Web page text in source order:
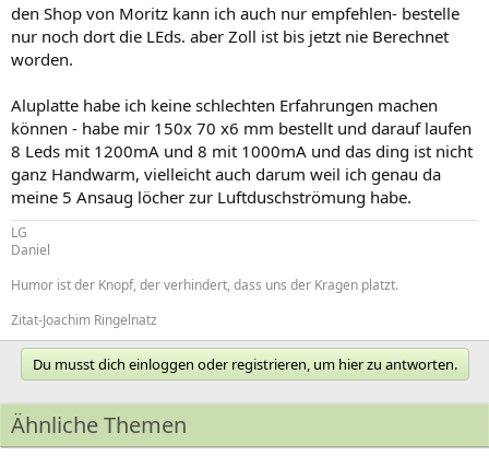
den Shop von Moritz kann ich auch nur empfehlen- bestelle
nur noch dort die LEds. aber Zoll ist bis jetzt nie Berechnet
worden.
Aluplatte habe ich keine schlechten Erfahrungen machen
können - habe mir 150x 70 x6 mm bestellt und darauf laufen
8 Leds mit 1200mA und 8 mit 1000mA und das ding ist nicht
ganz Handwarm, vielleicht auch darum weil ich genau da
meine 5 Ansaug löcher zur Luftduschströmung habe.
LG
Daniel
Humor ist der Knopf, der verhindert, dass uns der Kragen platzt.
Zitat-Joachim Ringelnatz
Du musst dich einloggen oder registrieren, um hier zu antworten.
Ähnliche Themen